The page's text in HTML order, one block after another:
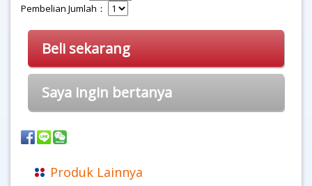
Pembelian Jumlah：
Beli sekarang
Saya ingin bertanya
Produk Lainnya